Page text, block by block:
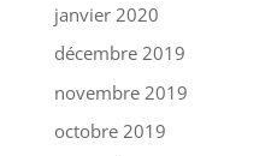
janvier 2020
décembre 2019
novembre 2019
octobre 2019